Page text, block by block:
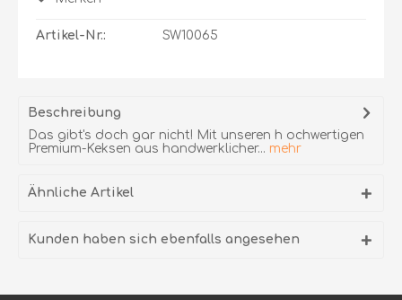
Artikel-Nr.: SW10065
Beschreibung
Das gibt's doch gar nicht! Mit unseren h ochwertigen
Premium-Keksen aus handwerklicher... mehr
Ähnliche Artikel
Kunden haben sich ebenfalls angesehen